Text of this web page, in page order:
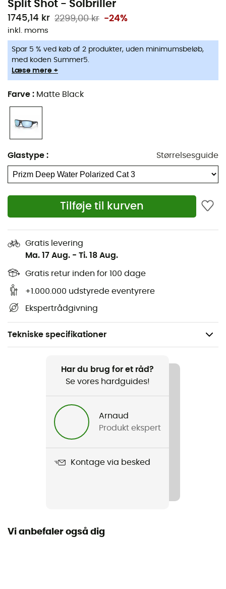
Split Shot - Solbriller
1745,14 kr 2299,00 kr -24%
inkl. moms
Spar 5 % ved køb af 2 produkter, uden minimumsbeløb,
med koden Summer5.
Læse mere +
Farve : Matte Black
Glastype : Størrelsesguide
Tilføje til kurven
Gratis levering
Ma. 17 Aug. - Ti. 18 Aug.
Gratis retur inden for 100 dage
+1.000.000 udstyrede eventyrere
Ekspertrådgivning
Tekniske specifikationer
Vandreture / Klatring / Skiture / Trekking /
Bjergbestigning / Det daglige liv
Herre / Dame
Catégorie 3
Har du brug for et råd?
Se vores hardguides!
Arnaud
Produkt ekspert
Kontage via besked
Vi anbefaler også dig